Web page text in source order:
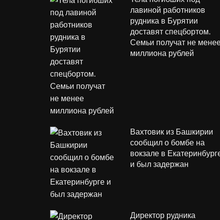
лавиной работников
рудника в Бурятии
доставят спецбортом.
Семьи получат не
миллиона рублей
Вахтовик из Башкирии
сообщил о бомбе на
вокзале в
и был задержан
Директор рудника